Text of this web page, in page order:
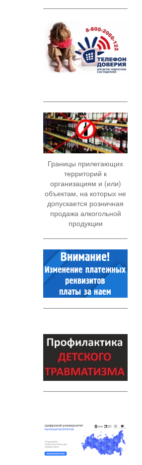
Границы прилегающих
территорий к
организациям и (или)
объектам, на которых не
допускается розничная
продажа алкогольной
продукции